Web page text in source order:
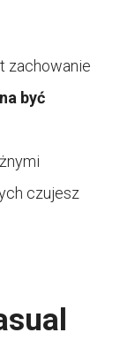
zachowanie
być
czujesz